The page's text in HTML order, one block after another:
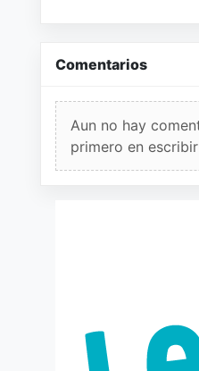
Comentarios
Aun no hay
primero en